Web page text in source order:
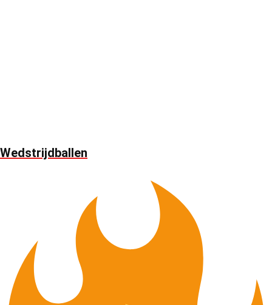
Wedstrijdballen